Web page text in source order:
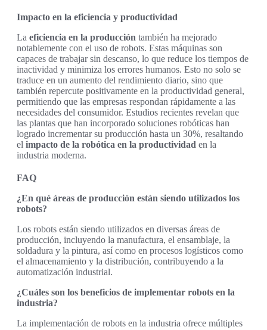
Impacto en la eficiencia y productividad
La eficiencia en la producción también ha mejorado
notablemente con el uso de robots. Estas máquinas son
capaces de trabajar sin descanso, lo que reduce los tiempos de
inactividad y minimiza los errores humanos. Esto no solo se
traduce en un aumento del rendimiento diario, sino que
también repercute positivamente en la productividad general,
permitiendo que las empresas respondan rápidamente a las
necesidades del consumidor. Estudios recientes revelan que
las plantas que han incorporado soluciones robóticas han
logrado incrementar su producción hasta un 30%, resaltando
el impacto de la robótica en la productividad en la
industria moderna.
FAQ
¿En qué áreas de producción están siendo utilizados los
robots?
Los robots están siendo utilizados en diversas áreas de
producción, incluyendo la manufactura, el ensamblaje, la
soldadura y la pintura, así como en procesos logísticos como
el almacenamiento y la distribución, contribuyendo a la
automatización industrial.
¿Cuáles son los beneficios de implementar robots en la
industria?
La implementación de robots en la industria ofrece múltiples